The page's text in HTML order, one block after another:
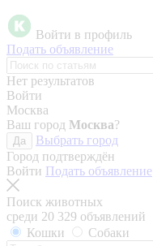
Войти в профиль
Подать объявление
Нет результатов
Войти
Москва
Ваш город Москва?
Да
Выбрать город
Город подтверждён
Войти Подать объявление
Поиск животных
среди 20 329 объявлений
Кошки
Собаки